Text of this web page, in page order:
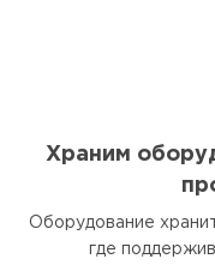
Храним
Оборудование
где